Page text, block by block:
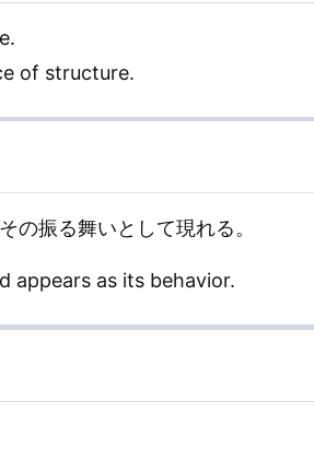
of structure.
の振る舞いとして現れる。
appears as its behavior.